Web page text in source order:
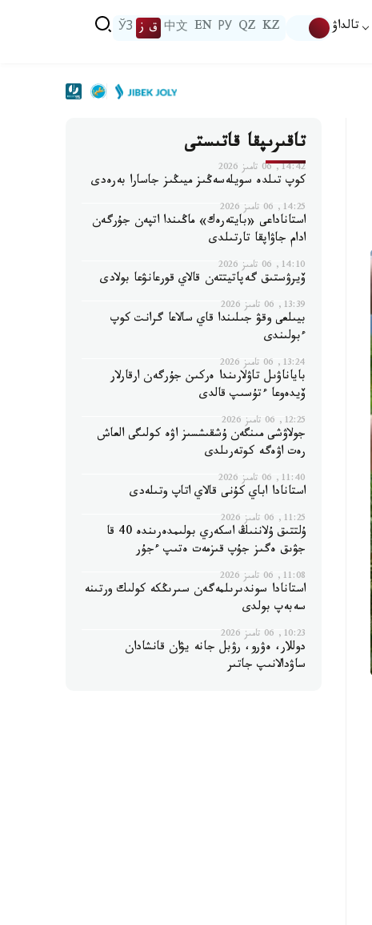
تالداۋ KZ
QZ
РУ
EN
中文 ق ز ЎЗ
تاقىرىپقا قاتىستى
14:42, 06 تامىز 2026
كوپ تىلدە سويلەسەڭىز ميىڭىز جاسارا بەرەدى
14:25, 06 تامىز 2026
استاناداعى «بايتەرەك» ماڭىندا اتپەن جۇرگەن
ادام جاۋاپقا تارتىلدى
14:10, 06 تامىز 2026
ۆيرۋستىق گەپاتيتتەن قالاي قورعانۋعا بولادى
13:39, 06 تامىز 2026
بيىلعى وقۋ جىلىندا قاي سالاعا گرانت كوپ
ءبولىندى
13:24, 06 تامىز 2026
باياناۋىل تاۋلارىندا ەركىن جۇرگەن ارقارلار
ۆيدەوعا ءتۇسىپ قالدى
12:25, 06 تامىز 2026
جولاۋشى مىنگەن ۇشقىشسىز اۋە كولىگى العاش
رەت اۋەگە كوتەرىلدى
11:40, 06 تامىز 2026
استانادا اباي كۇنى قالاي اتاپ وتىلەدى
11:25, 06 تامىز 2026
ۇلتتىق ۇلاننىڭ اسكەري بولىمدەرىندە 40 قا
جۋىق ەگىز جۇپ قىزمەت ەتىپ ءجۇر
11:08, 06 تامىز 2026
استانادا سوندىرىلمەگەن سىرىڭكە كولىك ورتىنە
سەبەپ بولدى
10:23, 06 تامىز 2026
دوللار، ەۋرو، رۋبل جانە يۋان قانشادان
ساۋدالانىپ جاتىر